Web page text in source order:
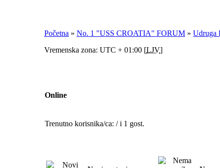
Početna » No. 1 "USS CROATIA" FORUM » Udruga
Vremenska zona: UTC + 01:00 [LJV]
Online
Trenutno korisnika/ca: / i 1 gost.